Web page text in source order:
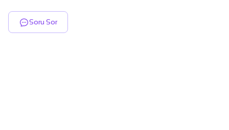
Soru Sor